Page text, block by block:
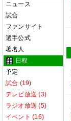
ニュース
試合
ファンサイト
選手公式
著名人
日程
予定
試合 (19)
テレビ放送 (3)
ラジオ放送 (5)
イベント (16)